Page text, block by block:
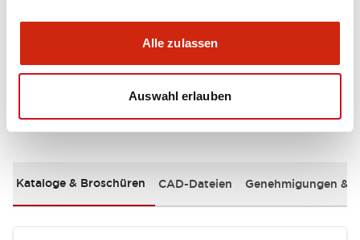
Alle zulassen
Auswahl erlauben
Dokumente und Dateien
Kataloge & Broschüren CAD-Dateien Genehmigungen &